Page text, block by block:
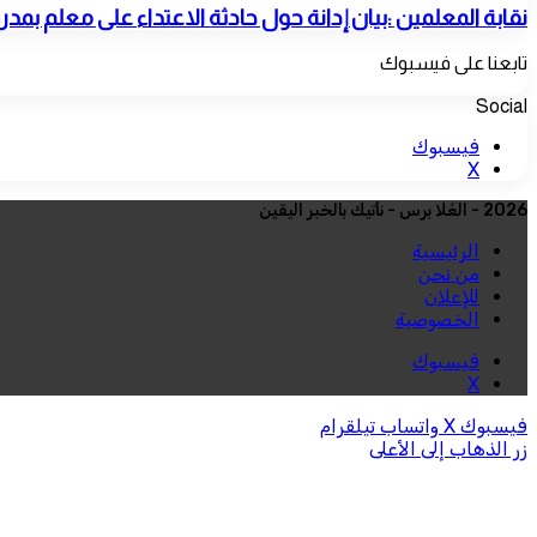
نقابة المعلمين :بيان إدانة حول حادثة الاعتداء على معلم
تابعنا على فيسبوك
Social
فيسبوك
‫X
2026 - العُلا برس - نأتيك بالخبر اليقين
الرئيسية
من نحن
للإعلان
الخصوصية
فيسبوك
‫X
فيسبوك ‫X واتساب تيلقرام
زر الذهاب إلى الأعلى